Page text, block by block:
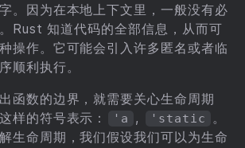
。因为在本地上下文里，一般没有必
Rust 知道代码的全部信息，从而可
操作。它可能会引入许多匿名或者临
顺利执行。
函数的边界，就需要关心生命周期
样的符号表示：
'a , 'static
。
生命周期，我们假设我们可以为生命